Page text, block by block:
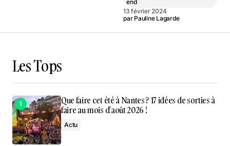
end
13 février 2024
par Pauline Lagarde
Les Tops
Que faire cet été à Nantes ? 17 idées de sorties à
faire au mois d’août 2026 !
Actu